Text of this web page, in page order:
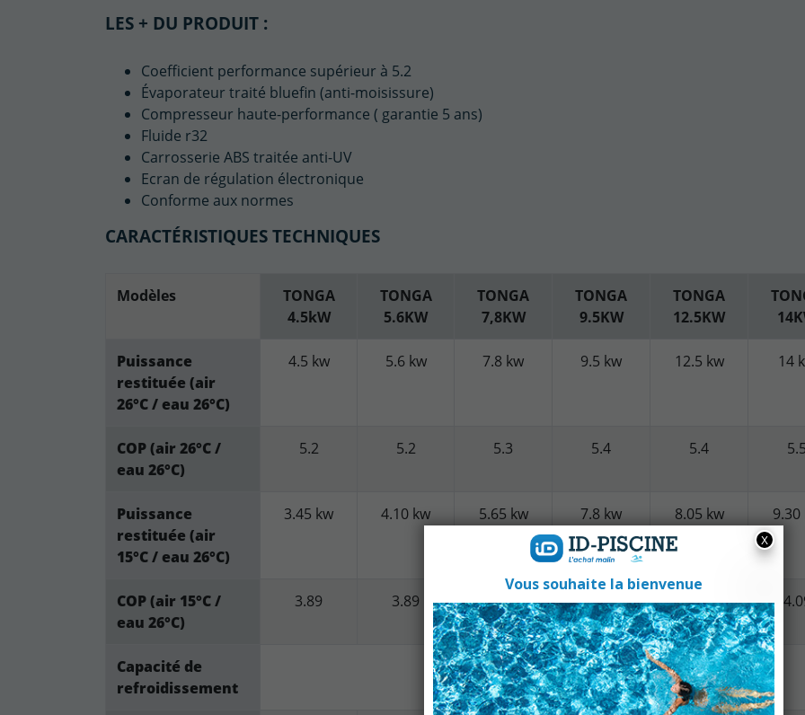
LES + DU PRODUIT :
Coefficient performance supérieur à 5.2
Évaporateur traité bluefin (anti-moisissure)
Compresseur haute-performance ( garantie 5 ans)
Fluide r32
Carrosserie ABS traitée anti-UV
Ecran de régulation électronique
Conforme aux normes
CARACTÉRISTIQUES TECHNIQUES
Modèles
TONGA
4.5kW
TONGA
5.6KW
TONGA
7,8KW
TONGA
9.5KW
TONGA
12.5KW
Puissance
restituée (air
26°C / eau 26°C)
4.5 kw 5.6 kw 7.8 kw 9.5 kw 12.5 kw 14
COP (air 26°C /
eau 26°C)
5.2 5.2 5.3 5.4 5.4 5.5
Puissance
restituée (air
15°C / eau 26°C)
3.45 kw 4.10 kw 5.65 kw 7.8 kw 8.05 kw 9.30
COP (air 15°C /
eau 26°C)
3.89 3.89 4.09 4.09 4.27
Capacité de
refroidissement
OUI